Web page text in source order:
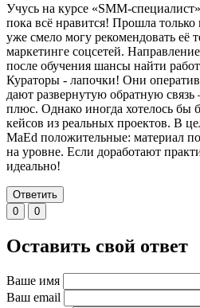
Учусь на курсе «SMM-
пока всё нравится! Прошла
уже смело могу рекомендовать её
маркетинге соцсетей.
после обучения шансы найти
Кураторы - лапочки! Они
дают развернутую обратную
плюс. Однако иногда хотелось бы
кейсов из реальных проектов. В
MaEd положительные: материал
на уровне. Если доработают
идеально!
Ответить
0
0
Оставить свой ответ
Ваше имя
Ваш email